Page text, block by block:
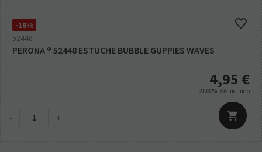
-16%
52448
PERONA ® 52448 ESTUCHE BUBBLE GUPPIES WAVES
4,95 €
21.00% IVA incluido
- +